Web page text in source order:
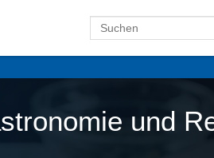
und